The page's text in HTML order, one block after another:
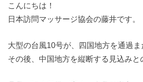
こんにちは！
日本訪問マッサージ協会の藤井です。
大型の台風10号が、四国地方を通過ま
その後、中国地方を縦断する見込みと